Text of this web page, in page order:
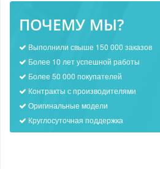
ПОЧЕМУ МЫ?
Выполнили свыше 150 000 заказов
Более 10 лет успешной работы
Более 50 000 покупателей
Контракты с производителями
Оригинальные модели
Круглосуточная поддержка